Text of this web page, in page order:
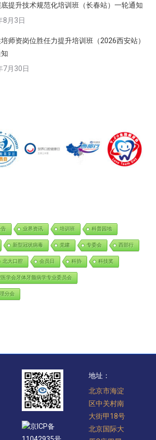
底提升技术规范化培训班（长春站）一轮通知
8月3日
师资岗位胜任力提升培训班（2026西安站）
7月30日
告 业界资讯 培训班 科普园地
新型冠状病毒 党建 专委会 西部行
北大口腔 会员日 科协 科技奖
学会牙体牙髓病学专业委员会
分会
京ICP备
地址：
北京市海淀
区中关村南
大街甲18号
北京国际大